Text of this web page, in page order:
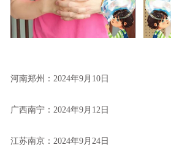
河南郑州：2024年9月10日
广西南宁：2024年9月12日
江苏南京：2024年9月24日